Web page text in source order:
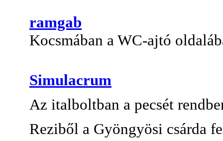
ramgab
Kocsmában a WC-ajtó
Simulacrum
Az italboltban a pecsét
Reziből a Gyöngyösi csárda